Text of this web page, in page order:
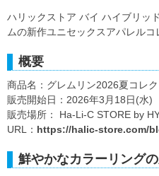
ハリックストア バイ ハイブリッ
ムの新作ユニセックスアパレルコ
概要
商品名：グレムリン2026夏コレ
販売開始日：2026年3月18日(水)
販売場所： Ha-Li-C STORE by
URL： https://halic-store.com/
鮮やかなカラーリング